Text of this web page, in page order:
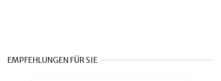
EMPFEHLUNGEN FÜR SIE